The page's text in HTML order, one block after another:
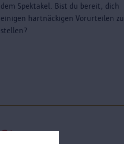
dem Spektakel. Bist du bereit, dich
einigen hartnäckigen Vorurteilen zu
stellen?
Sterne